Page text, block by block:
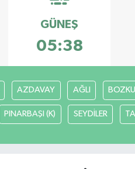
GÜNEŞ
05:38
AZDAVAY AĞLI
PINARBAŞI (K) SEYDİLER